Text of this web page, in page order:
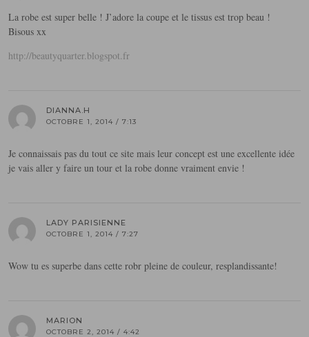
La robe est super belle ! J’adore la coupe et le tissus est trop beau !
Bisous xx
http://beautyquarter.blogspot.fr
DIANNA.H
OCTOBRE 1, 2014 / 7:13
Je connaissais pas du tout ce site mais leur concept est une excellente idée
je vais aller y faire un tour et la robe donne vraiment envie !
LADY PARISIENNE
OCTOBRE 1, 2014 / 7:27
Wow tu es superbe dans cette robr pleine de couleur, resplandissante!
MARION
OCTOBRE 2, 2014 / 4:42